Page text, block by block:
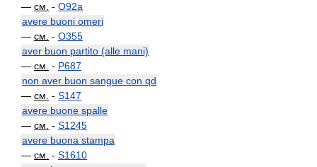
— см. - O92a
avere buoni omeri
— см. - O355
aver buon partito (alle mani)
— см. - P687
non aver buon sangue con qd
— см. - S147
avere buone spalle
— см. - S1245
avere buona stampa
— см. - S1610